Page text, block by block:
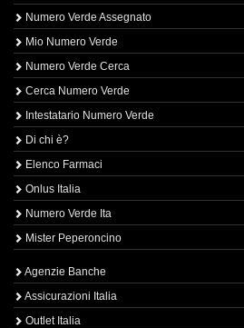
Numero Verde Assegnato
Mio Numero Verde
Numero Verde Cerca
Cerca Numero Verde
Intestatario Numero Verde
Di chi è?
Elenco Farmaci
Onlus Italia
Numero Verde Ita
Mister Peperoncino
Agenzie Banche
Assicurazioni Italia
Outlet Italia